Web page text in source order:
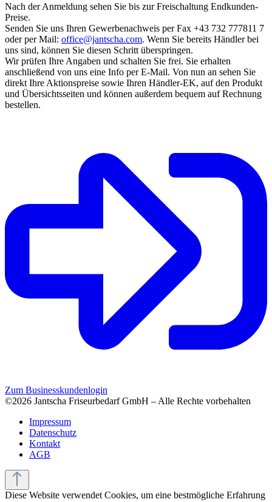
Nach der Anmeldung sehen Sie bis zur Freischaltung Endkunden-
Preise.
Senden Sie uns Ihren Gewerbenachweis per Fax +43 732 777811 7
oder per Mail: office@jantscha.com. Wenn Sie bereits Händler bei
uns sind, können Sie diesen Schritt überspringen.
Wir prüfen Ihre Angaben und schalten Sie frei. Sie erhalten
anschließend von uns eine Info per E-Mail. Von nun an sehen Sie
direkt Ihre Aktionspreise sowie Ihren Händler-EK, auf den Produkt
und Übersichtsseiten und können außerdem bequem auf Rechnung
bestellen.
Zum Businesskundenlogin
©2026 Jantscha Friseurbedarf GmbH – Alle Rechte vorbehalten
Impressum
Datenschutz
Kontakt
AGB
Diese Website verwendet Cookies, um eine bestmögliche Erfahrung